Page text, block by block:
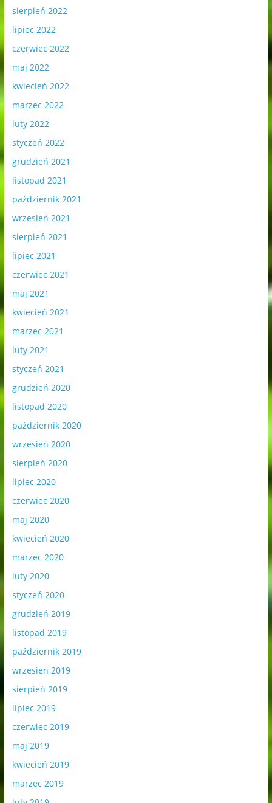
sierpień 2022
lipiec 2022
czerwiec 2022
maj 2022
kwiecień 2022
marzec 2022
luty 2022
styczeń 2022
grudzień 2021
listopad 2021
październik 2021
wrzesień 2021
sierpień 2021
lipiec 2021
czerwiec 2021
maj 2021
kwiecień 2021
marzec 2021
luty 2021
styczeń 2021
grudzień 2020
listopad 2020
październik 2020
wrzesień 2020
sierpień 2020
lipiec 2020
czerwiec 2020
maj 2020
kwiecień 2020
marzec 2020
luty 2020
styczeń 2020
grudzień 2019
listopad 2019
październik 2019
wrzesień 2019
sierpień 2019
lipiec 2019
czerwiec 2019
maj 2019
kwiecień 2019
marzec 2019